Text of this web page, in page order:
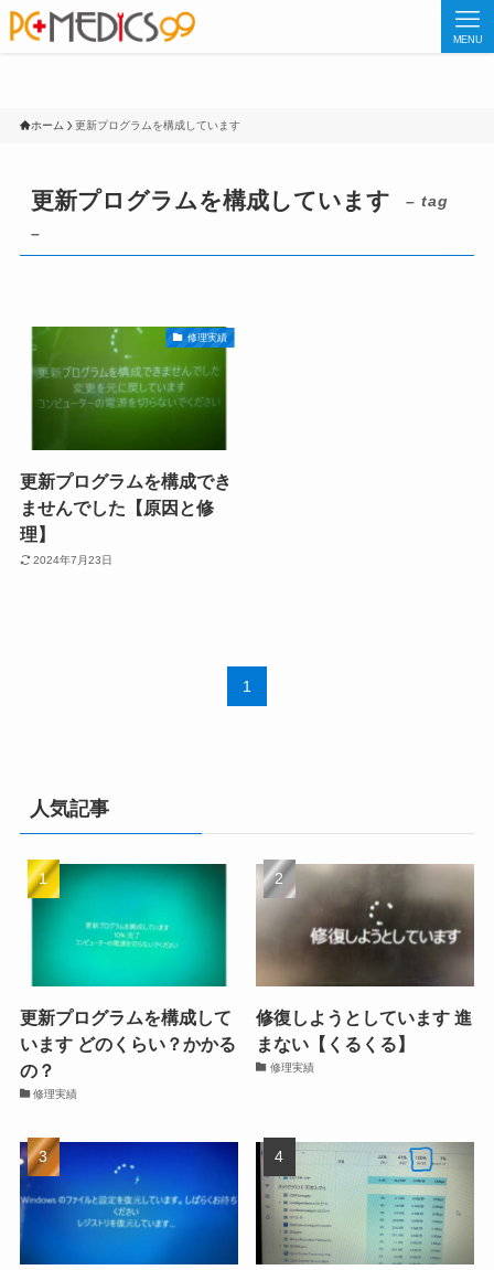
MENU
ホーム 更新プログラムを構成しています
更新プログラムを構成しています
– tag
–
修理実績
更新プログラムを構成でき
ませんでした【原因と修
理】
2024年7月23日
1
人気記事
更新プログラムを構成して
います どのくらい？かかる
の？
修理実績
修復しようとしています 進
まない【くるくる】
修理実績